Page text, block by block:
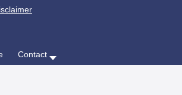
Contact